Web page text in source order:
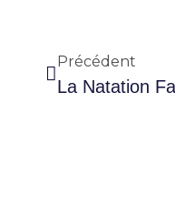
Précédent